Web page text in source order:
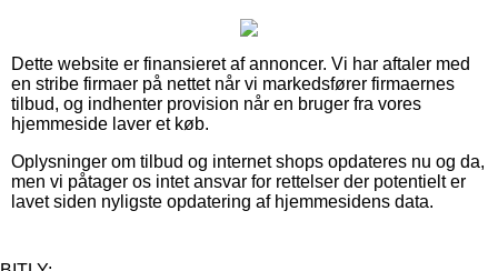
Dette website er finansieret af annoncer. Vi har aftaler med
en stribe firmaer på nettet når vi markedsfører firmaernes
tilbud, og indhenter provision når en bruger fra vores
hjemmeside laver et køb.
Oplysninger om tilbud og internet shops opdateres nu og da,
men vi påtager os intet ansvar for rettelser der potentielt er
lavet siden nyligste opdatering af hjemmesidens data.